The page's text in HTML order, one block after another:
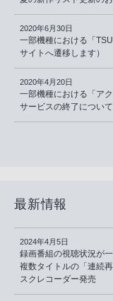
2020年6月30日
一部機種における「
サイトへ遷移します）
2020年4月20日
一部機種における「ア
サービスの終了につい
最新情報
2024年4月5日
録画番組の視聴状況が
複数タイトルの「連続
スクレコーダー発売